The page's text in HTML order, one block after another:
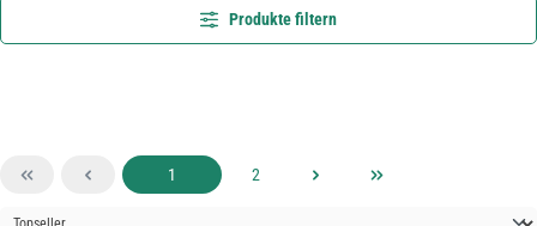
Produkte filtern
Seite
1 Seite
2